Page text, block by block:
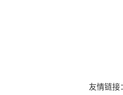
友情链接